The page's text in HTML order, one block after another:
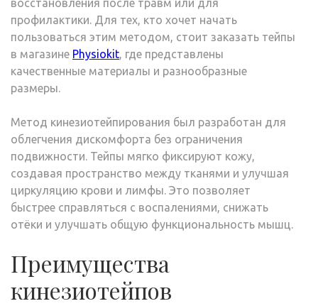
восстановления после травм или для
профилактики. Для тех, кто хочет начать
пользоваться этим методом, стоит заказать тейпы
в магазине Physiokit, где представлены
качественные материалы и разнообразные
размеры.
Метод кинезиотейпирования был разработан для
облегчения дискомфорта без ограничения
подвижности. Тейпы мягко фиксируют кожу,
создавая пространство между тканями и улучшая
циркуляцию крови и лимфы. Это позволяет
быстрее справляться с воспалениями, снижать
отёки и улучшать общую функциональность мышц.
Преимущества
кинезиотейпов